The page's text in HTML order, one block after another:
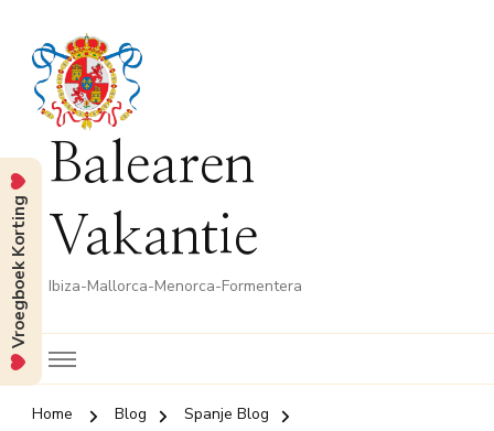
Balearen
Vakantie
Ibiza-Mallorca-Menorca-Formentera
Home Blog
Spanje Blog
Vroegboek Korting